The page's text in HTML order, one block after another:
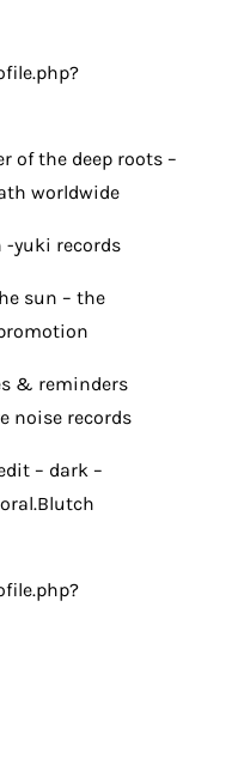
of the deep roots –
worldwide
-yuki records
sun – the
& reminders
noise records
– dark –